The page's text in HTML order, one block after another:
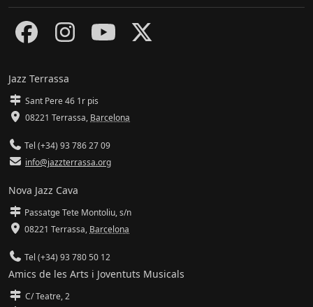
Jazz Terrassa
Sant Pere 46 1r pis
08221 Terrassa, Barcelona
Tel (+34) 93 786 27 09
info@jazzterrassa.org
Nova Jazz Cava
Passatge Tete Montoliu, s/n
08221 Terrassa, Barcelona
Tel (+34) 93 780 50 12
Amics de les Arts i Joventuts Musicals
C/ Teatre, 2